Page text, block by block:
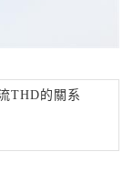
THD的關系